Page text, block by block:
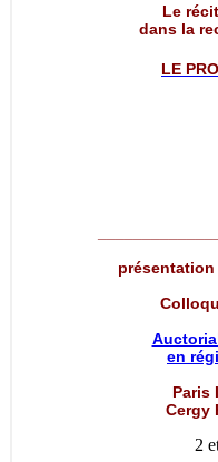
Le
dans la
LE
présentation
en
Paris
Cergy
2